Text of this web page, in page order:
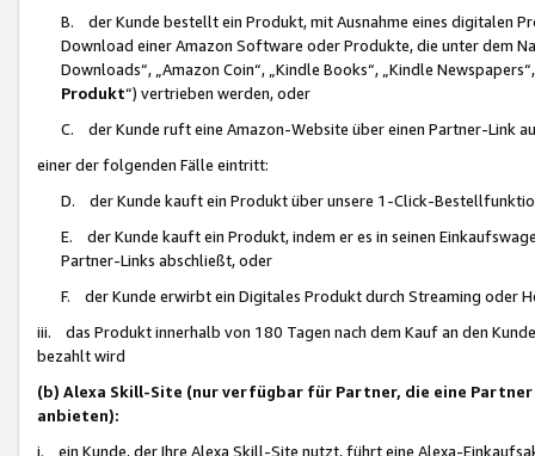
B. der Kunde bestellt ein Produkt, mit Ausnahme eines digitalen
Download einer Amazon Software oder Produkte, die unter dem
Downloads“, „Amazon Coin“, „Kindle Books“, „Kindle
Produkt“) vertrieben werden, oder
C. der Kunde ruft eine Amazon-Website über einen Partner-Link
einer der folgenden Fälle eintritt:
D. der Kunde kauft ein Produkt über unsere 1-Click-
E. der Kunde kauft ein Produkt, indem er es in seinen
Partner-Links abschließt, oder
F. der Kunde erwirbt ein Digitales Produkt durch Streaming oder
iii. das Produkt innerhalb von 180 Tagen nach dem Kauf an den
bezahlt wird
(b) Alexa Skill-Site (nur verfügbar für Partner, die eine
anbieten):
i. ein Kunde, der Ihre Alexa Skill-Site nutzt, führt eine Alexa-